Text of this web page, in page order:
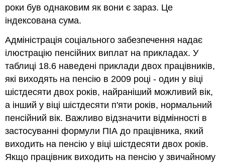
роки був однаковим як вони є зараз. Це
індексована сума.
Адміністрація соціального забезпечення надає
ілюстрацію пенсійних виплат на прикладах. У
таблиці 18.6 наведені приклади двох працівників,
які виходять на пенсію в 2009 році - один у віці
шістдесяти двох років, найраніший можливий вік,
а інший у віці шістдесяти п'яти років, нормальний
пенсійний вік. Важливо відзначити відмінності в
застосуванні формули ПІА до працівника, який
виходить на пенсію у віці шістдесяти двох років.
Якщо працівник виходить на пенсію у звичайному